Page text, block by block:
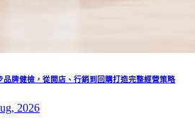
品牌健檢，從開店、行銷到回購打造完整經營策略
2026